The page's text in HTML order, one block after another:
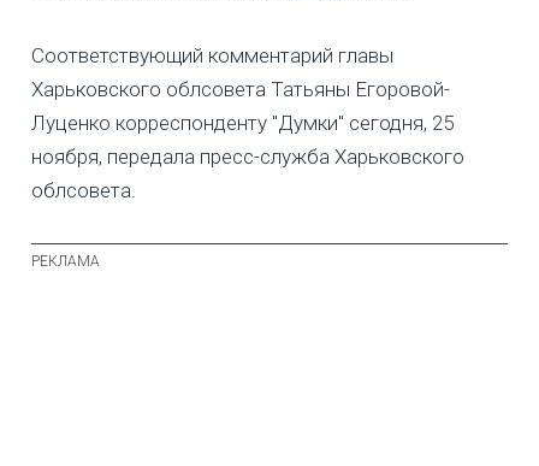
Соответствующий комментарий главы
Харьковского облсовета Татьяны Егоровой-
Луценко корреспонденту "Думки" сегодня, 25
ноября, передала пресс-служба Харьковского
облсовета.